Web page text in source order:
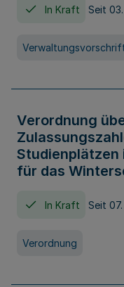
In Kraft Seit
Verordnung
Studienplätzen
für das
In Kraft Seit
Verordnung